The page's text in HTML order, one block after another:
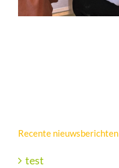
Recente nieuwsberichten
test